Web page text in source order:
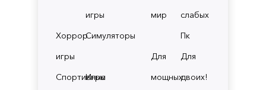
игры
Хоррор
игры
Симуляторы
Спортивные
Игры
мир
слабых
Пк
Для
мощных
Для
двоих!